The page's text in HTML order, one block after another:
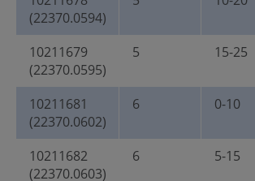
(22370.0594)
10211679
(22370.0595)
5 15-25
10211681
(22370.0602)
6 0-10
10211682
(22370.0603)
6 5-15